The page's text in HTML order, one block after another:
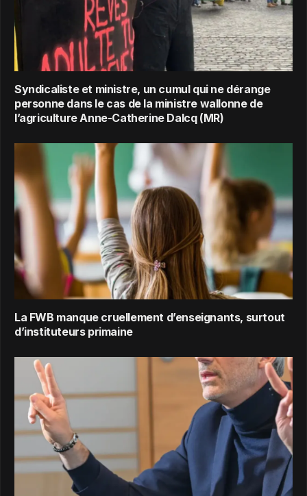
Syndicaliste et ministre, un cumul qui ne dérange
personne dans le cas de la ministre wallonne de
l’agriculture Anne-Catherine Dalcq (MR)
La FWB manque cruellement d’enseignants, surtout
d’instituteurs primaine